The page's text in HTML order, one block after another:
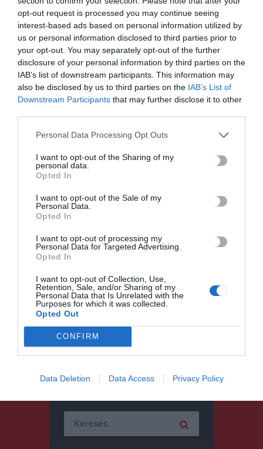
opt-out request is processed you may continue seeing
interest-based ads based on personal information utilized by
us or personal information disclosed to third parties prior to
your opt-out. You may separately opt-out of the further
disclosure of your personal information by third parties on the
IAB’s list of downstream participants. This information may
also be disclosed by us to third parties on the IAB’s List of
Downstream Participants that may further disclose it to other
Personal Data Processing Opt Outs
I want to opt-out of the Sharing of my
personal data.
Opted In
I want to opt-out of the Sale of my
Personal Data.
Opted In
I want to opt-out of processing my
Personal Data for Targeted Advertising.
Opted In
I want to opt-out of Collection, Use,
Retention, Sale, and/or Sharing of my
Personal Data that Is Unrelated with the
Purposes for which it was collected.
Opted Out
CONFIRM
Data Deletion Data Access Privacy Policy
Ez is érdekelheti
HÍRLISTA
Még több lazítás
Közel ötszáz civil és egyházi
Háromszéken
Keresés
Keresés: